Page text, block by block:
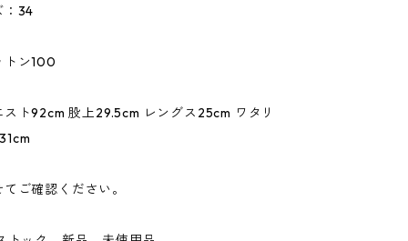
34
ン100
ト92cm 股上29.5cm レングス25cm ワタリ
ご確認ください。